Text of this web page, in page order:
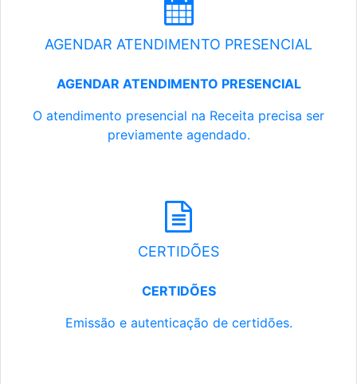
AGENDAR ATENDIMENTO PRESENCIAL
AGENDAR ATENDIMENTO PRESENCIAL
O atendimento presencial na Receita precisa ser
previamente agendado.
CERTIDÕES
CERTIDÕES
Emissão e autenticação de certidões.